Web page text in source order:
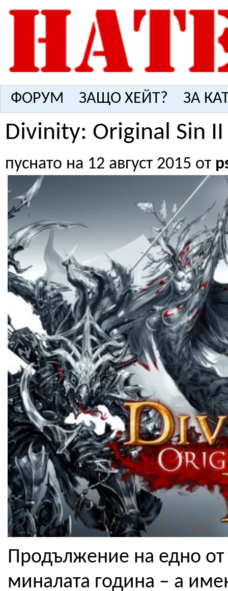
ФОРУМ ЗАЩО ХЕЙТ? ЗА
Divinity: Original Sin
пуснато на 12 август 2015 от
Продължение на едно от
миналата година – а